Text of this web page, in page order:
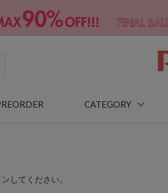
CATEGORY
してください。